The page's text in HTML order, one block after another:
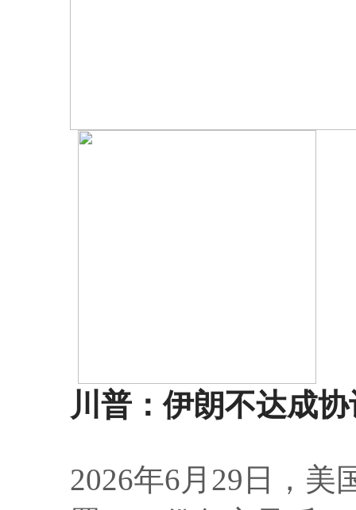
川普：伊朗不达成
2026年6月29日，美